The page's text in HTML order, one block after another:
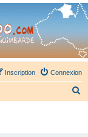
Connexion
Inscription